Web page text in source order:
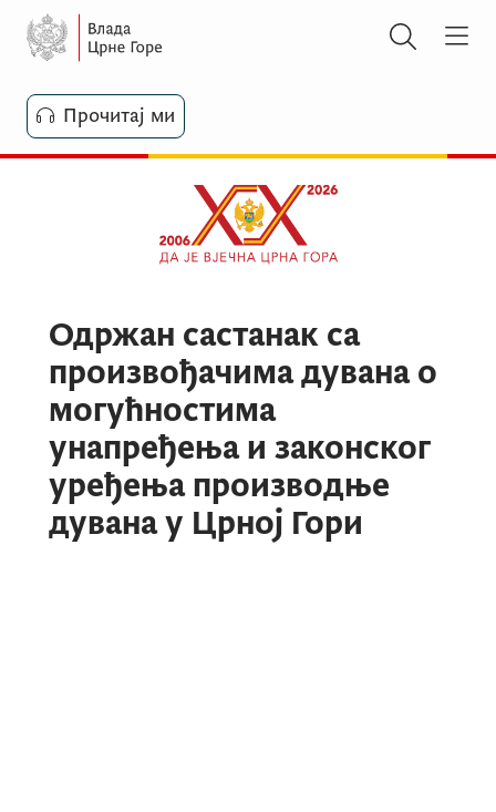
Прочитај ми
Одржан састанак са
произвођачима дувана о
могућностима
унапређења и законског
уређења производње
дувана у Црној Гори